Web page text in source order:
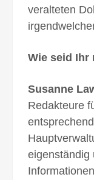
veralteten
Wie seid Ihr
Susanne
Redakteure
eigenständig